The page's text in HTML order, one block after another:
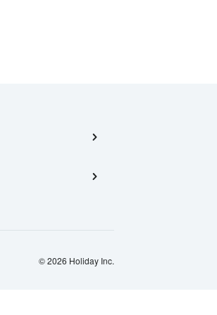
© 2026 Holiday Inc.